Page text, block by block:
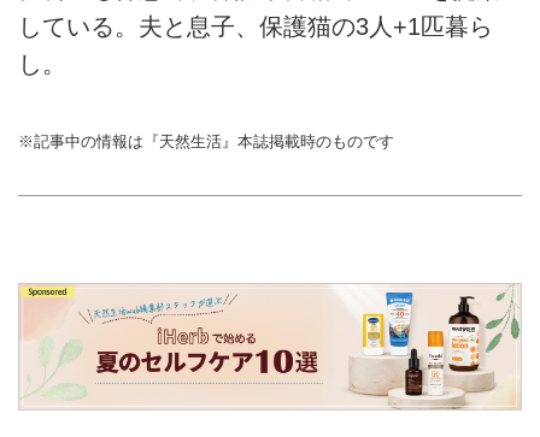
している。夫と息子、保護猫の3人+1匹暮ら
し。
※記事中の情報は『天然生活』本誌掲載時のものです